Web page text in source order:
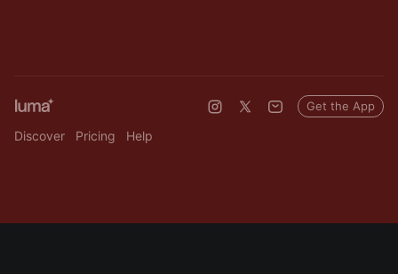
Discover Pricing Help
Get the App